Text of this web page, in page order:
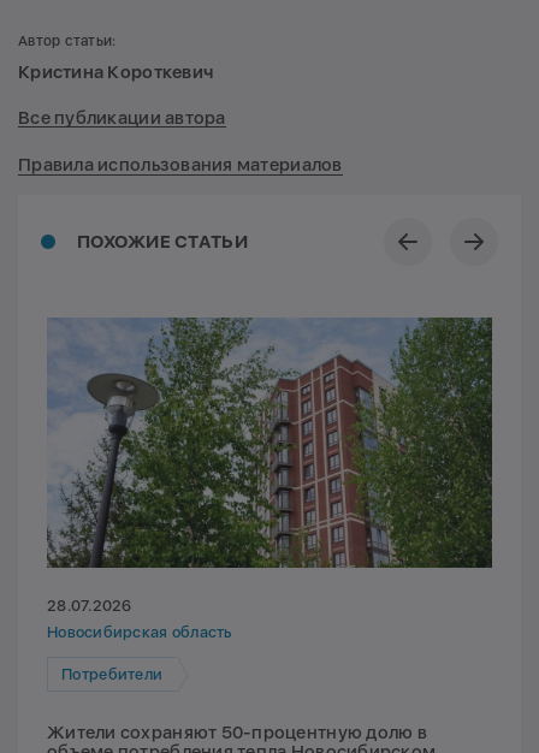
ПОХОЖИЕ СТАТЬИ
28.07.2026
Новосибирская область
Потребители
Жители сохраняют 50-процентную долю в
Автор статьи:
Кристина Короткевич
Все публикации автора
Правила использования материалов